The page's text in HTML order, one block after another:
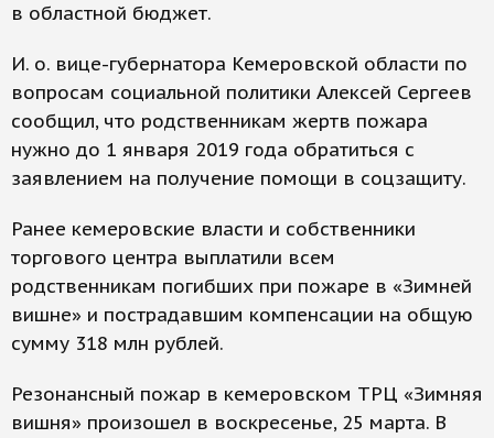
в областной бюджет.
И. о. вице-губернатора Кемеровской области по
вопросам социальной политики Алексей Сергеев
сообщил, что родственникам жертв пожара
нужно до 1 января 2019 года обратиться с
заявлением на получение помощи в соцзащиту.
Ранее кемеровские власти и собственники
торгового центра выплатили всем
родственникам погибших при пожаре в «Зимней
вишне» и пострадавшим компенсации на общую
сумму 318 млн рублей.
Резонансный пожар в кемеровском ТРЦ «Зимняя
вишня» произошел в воскресенье, 25 марта. В